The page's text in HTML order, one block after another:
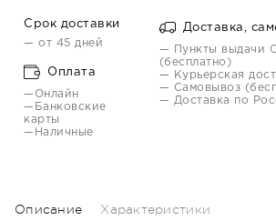
Срок доставки
— от 45 дней
Оплата
—Онлайн
—Банковские
карты
—Наличные
Доставка,
— Пункты выдачи
(бесплатно)
— Курьерская
— Самовывоз
— Доставка по
Описание Характеристики